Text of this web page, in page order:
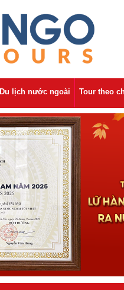
Du lịch nước ngoài Tour theo